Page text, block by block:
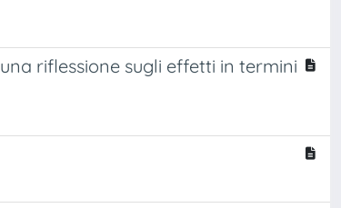
riflessione sugli effetti in termini